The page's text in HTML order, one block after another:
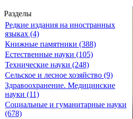
Разделы
Редкие издания на иностранных
языках (4)
Книжные памятники (388)
Естественные науки (105)
Технические науки (248)
Сельское и лесное хозяйство (9)
Здравоохранение. Медицинские
науки (11)
Социальные и гуманитарные науки
(678)